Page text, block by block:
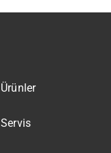
Ürünler
Servis